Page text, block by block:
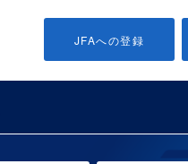
JFAへの登録